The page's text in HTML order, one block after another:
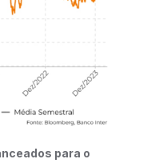
para o